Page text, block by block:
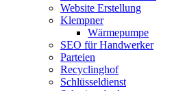
Website Erstellung
Klempner
Wärmepumpe
SEO für Handwerker
Parteien
Recyclinghof
Schlüsseldienst